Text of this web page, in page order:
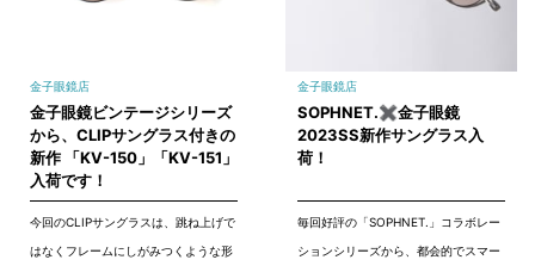
金子眼鏡店
金子眼鏡ビンテージシリーズ
から、CLIPサングラス付きの
新作 「KV-150」「KV-151」
入荷です！
今回のCLIPサングラスは、跳ね上げで
はなくフレームにしがみつくような形
金子眼鏡店
SOPHNET.✖金子眼鏡
2023SS新作サングラス入
荷！
毎回好評の「SOPHNET.」コラボレー
ションシリーズから、都会的でスマー